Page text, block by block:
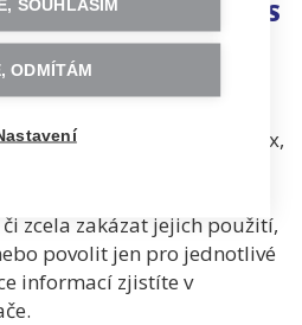
DRUHŮ COOKIES
VE SVÉM
(Edge, Mozilla Firefox,
správu cookies. V
lze jednotlivé cookie
zcela zakázat jejich použití,
povolit jen pro jednotlivé
informací zjistíte v
SOUHLASÍM
ODMÍTÁM